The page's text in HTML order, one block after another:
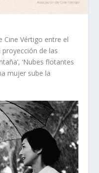
Cine Vértigo entre el
de las
‘Nubes flotantes
mujer sube la